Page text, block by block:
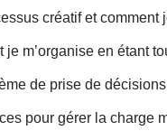
créatif et comment
je m’organise en étant
de prise de décisions
pour gérer la charge